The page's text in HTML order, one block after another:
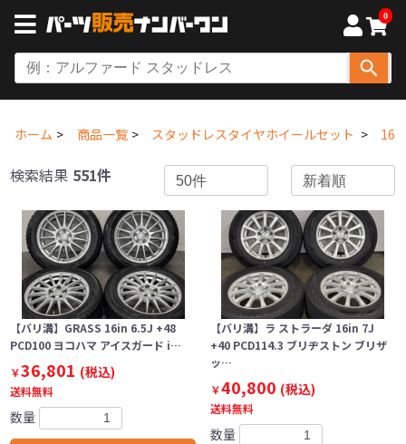
0
ホーム 商品一覧 スタッドレスタイヤホイールセット 16
検索結果 551件
【バリ溝】GRASS 16in 6.5J +48
PCD100 ヨコハマ アイスガード i…
￥36,801 (税込)
送料無料
数量
【バリ溝】ラ ストラーダ 16in 7J
+40 PCD114.3 ブリヂストン ブリザ
ッ…
￥40,800 (税込)
送料無料
数量